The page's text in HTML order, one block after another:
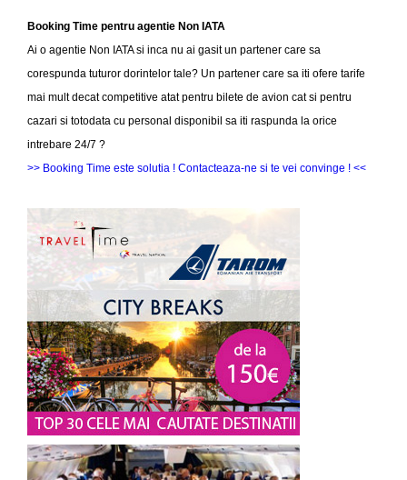
Booking Time pentru agentie Non IATA
Ai o agentie Non IATA si inca nu ai gasit un partener care sa
corespunda tuturor dorintelor tale? Un partener care sa iti ofere tarife
mai mult decat competitive atat pentru bilete de avion cat si pentru
cazari si totodata cu personal disponibil sa iti raspunda la orice
intrebare 24/7 ?
>> Booking Time este solutia ! Contacteaza-ne si te vei convinge ! <<